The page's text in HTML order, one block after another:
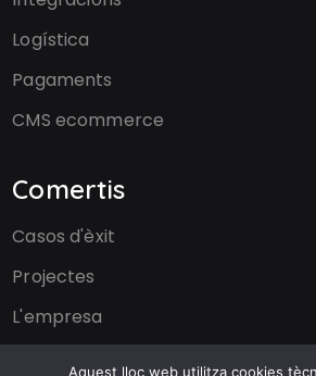
Logística
Pagaments
CMS ecommerce
Comertis
Casos d'èxit
Projectes
L'empresa
Aquest lloc web utilitza cookies